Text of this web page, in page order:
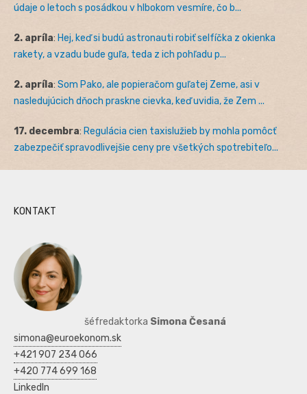
údaje o letoch s posádkou v hlbokom vesmíre, čo b...
2. apríla: Hej, keď si budú astronauti robiť selfíčka z okienka
rakety, a vzadu bude guľa, teda z ich pohľadu p...
2. apríla: Som Pako, ale popieračom guľatej Zeme, asi v
nasledujúcich dňoch praskne cievka, keď uvidia, že Zem ...
17. decembra: Regulácia cien taxislužieb by mohla pomôcť
zabezpečiť spravodlivejšie ceny pre všetkých spotrebiteľo...
KONTAKT
šéfredaktorka Simona Česaná
simona@euroekonom.sk
+421 907 234 066
+420 774 699 168
LinkedIn